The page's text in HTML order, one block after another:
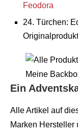
Feodora
24. Türchen:
Meine
Ein
Alle Artikel auf
Marken Hersteller